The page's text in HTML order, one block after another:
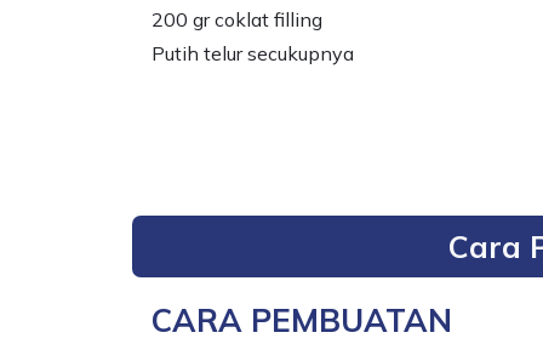
200 gr coklat filling
Putih telur secukupnya
Cara
CARA PEMBUATAN